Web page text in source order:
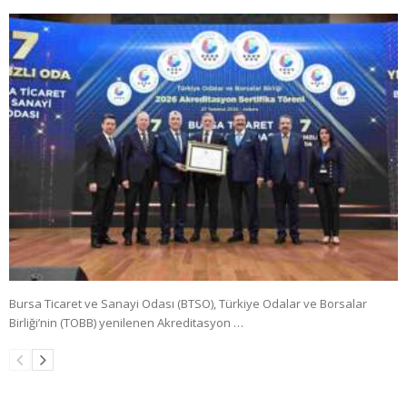
Bursa Ticaret ve Sanayi Odası (BTSO), Türkiye Odalar ve Borsalar
Birliği’nin (TOBB) yenilenen Akreditasyon …